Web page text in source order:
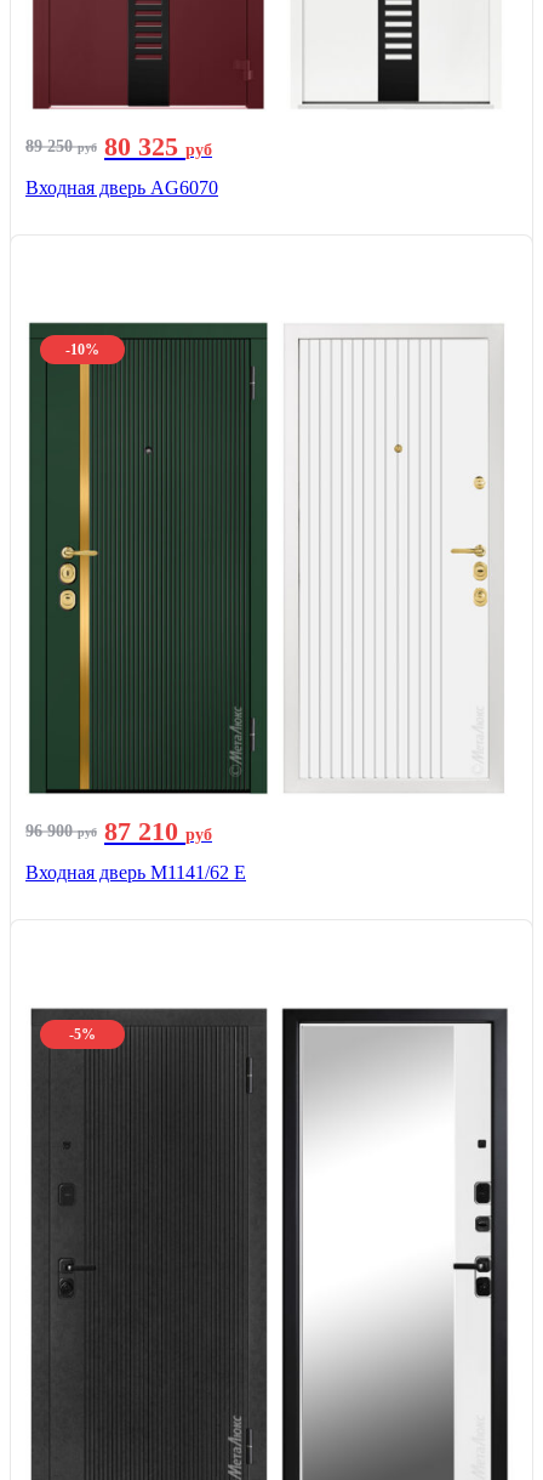
89 250руб 80 325 руб
Входная дверь AG6070
-10%
96 900руб 87 210 руб
Входная дверь М1141/62 Е
-5%